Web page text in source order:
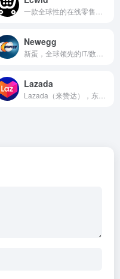
Newegg
Lazada